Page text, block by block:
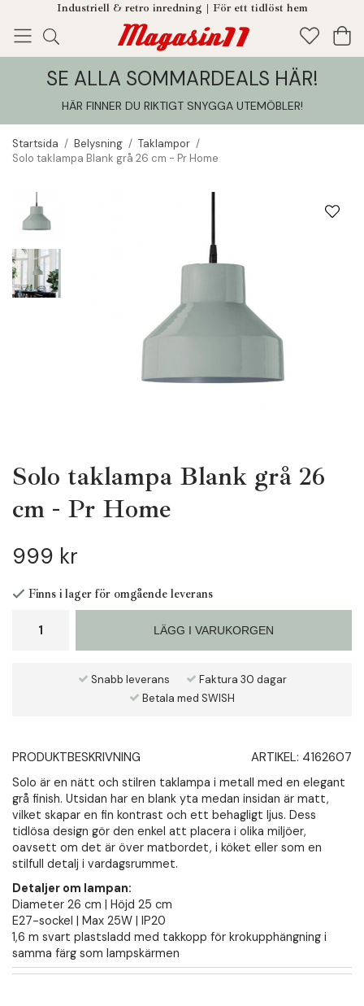
Industriell & retro inredning | För ett tidlöst hem
Enjoy! Tillagt i din varukorg
SE ALLA SOMMARDEALS HÄR!
HÄR FINNER DU RIKTIGT SNYGGA UTEMÖBLER!
Startsida / Belysning / Taklampor /
Solo taklampa Blank grå 26 cm - Pr Home
Solo taklampa Blank grå 26
cm - Pr Home
999 kr
Finns i lager för omgående leverans
LÄGG I VARUKORGEN
Snabb leverans
Faktura 30 dagar
Betala med SWISH
PRODUKTBESKRIVNING ARTIKEL: 4162607
Solo är en nätt och stilren taklampa i metall med en elegant
grå finish. Utsidan har en blank yta medan insidan är matt,
vilket skapar en fin kontrast och ett behagligt ljus. Dess
tidlösa design gör den enkel att placera i olika miljöer,
oavsett om det är över matbordet, i köket eller som en
stilfull detalj i vardagsrummet.
Detaljer om lampan:
Diameter 26 cm | Höjd 25 cm
E27-sockel | Max 25W | IP20
1,6 m svart plastsladd med takkopp för krokupphängning i
samma färg som lampskärmen